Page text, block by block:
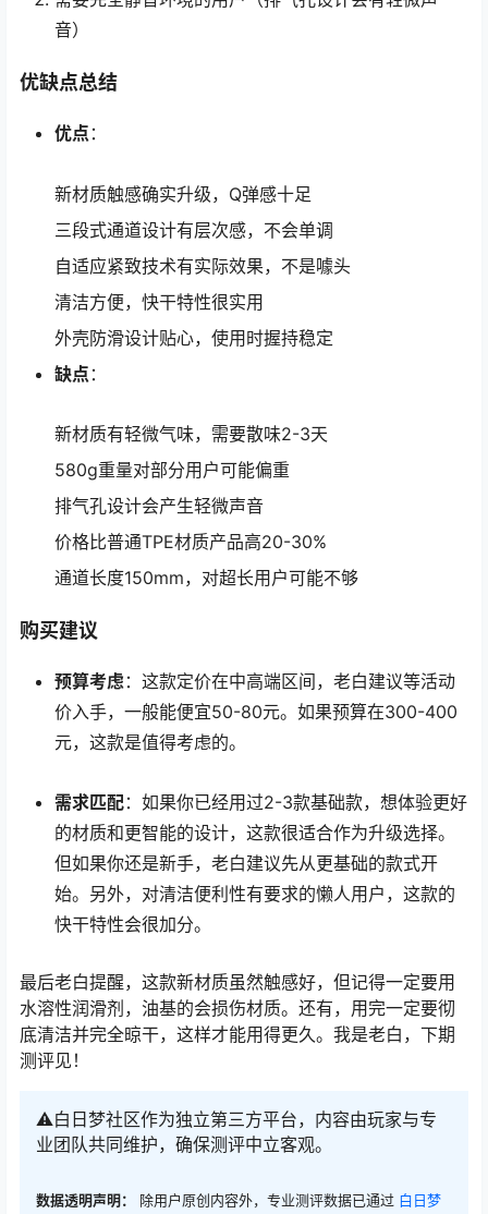
音）
优缺点总结
优点 ：
新材质触感确实升级，Q弹感十足
三段式通道设计有层次感，不会单调
自适应紧致技术有实际效果，不是噱头
清洁方便，快干特性很实用
外壳防滑设计贴心，使用时握持稳定
缺点 ：
新材质有轻微气味，需要散味2-3天
580g重量对部分用户可能偏重
排气孔设计会产生轻微声音
价格比普通TPE材质产品高20-30%
通道长度150mm，对超长用户可能不够
购买建议
预算考虑：这款定价在中高端区间，老白建议等活动
价入手，一般能便宜50-80元。如果预算在300-400
元，这款是值得考虑的。
需求匹配：如果你已经用过2-3款基础款，想体验更好
的材质和更智能的设计，这款很适合作为升级选择。
但如果你还是新手，老白建议先从更基础的款式开
始。另外，对清洁便利性有要求的懒人用户，这款的
快干特性会很加分。
最后老白提醒，这款新材质虽然触感好，但记得一定要用
水溶性润滑剂，油基的会损伤材质。还有，用完一定要彻
底清洁并完全晾干，这样才能用得更久。我是老白，下期
测评见！
⚠️白日梦社区作为独立第三方平台，内容由玩家与专
业团队共同维护，确保测评中立客观。
数据透明声明： 除用户原创内容外，专业测评数据已通过 白日梦